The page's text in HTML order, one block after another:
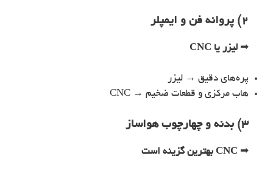
۲) پروانه فن و ایمپلر
➡ لیزر یا CNC
پره‌های دقیق → لیزر
هاب مرکزی و قطعات ضخیم → CNC
۳) بدنه و چهارچوب هواساز
➡ CNC بهترین گزینه است